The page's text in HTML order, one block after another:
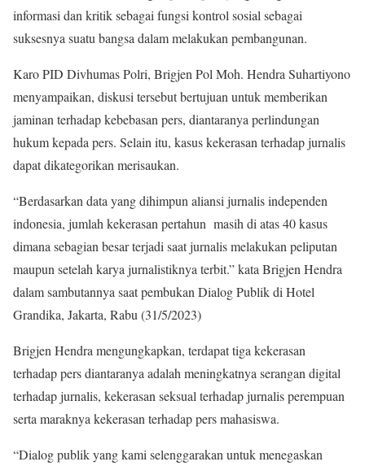
informasi dan kritik sebagai fungsi kontrol sosial sebagai
suksesnya suatu bangsa dalam melakukan pembangunan.
Karo PID Divhumas Polri, Brigjen Pol Moh. Hendra Suhartiyono
menyampaikan, diskusi tersebut bertujuan untuk memberikan
jaminan terhadap kebebasan pers, diantaranya perlindungan
hukum kepada pers. Selain itu, kasus kekerasan terhadap jurnalis
dapat dikategorikan merisaukan.
“Berdasarkan data yang dihimpun aliansi jurnalis independen
indonesia, jumlah kekerasan pertahun masih di atas 40 kasus
dimana sebagian besar terjadi saat jurnalis melakukan peliputan
maupun setelah karya jurnalistiknya terbit.” kata Brigjen Hendra
dalam sambutannya saat pembukan Dialog Publik di Hotel
Grandika, Jakarta, Rabu (31/5/2023)
Brigjen Hendra mengungkapkan, terdapat tiga kekerasan
terhadap pers diantaranya adalah meningkatnya serangan digital
terhadap jurnalis, kekerasan seksual terhadap jurnalis perempuan
serta maraknya kekerasan terhadap pers mahasiswa.
“Dialog publik yang kami selenggarakan untuk menegaskan